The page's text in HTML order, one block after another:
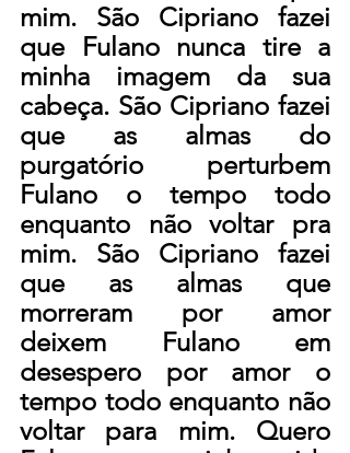
mim. São Cipriano fazei
que Fulano nunca tire a
minha imagem da sua
cabeça. São Cipriano fazei
que as almas do
purgatório perturbem
Fulano o tempo todo
enquanto não voltar pra
mim. São Cipriano fazei
que as almas que
morreram por amor
deixem Fulano em
desespero por amor o
tempo todo enquanto não
voltar para mim. Quero